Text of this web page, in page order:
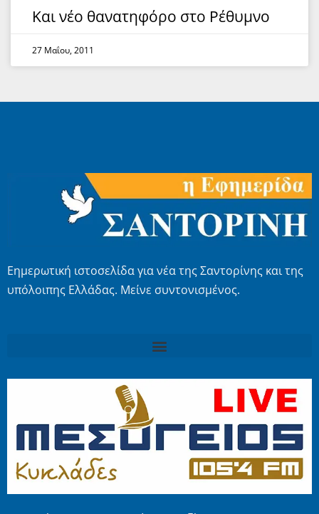
Και νέο θανατηφόρο στο Ρέθυμνο
27 Μαΐου, 2011
Εημερωτική ιστοσελίδα για νέα της Σαντορίνης και της
υπόλοιπης Ελλάδας. Μείνε συντονισμένος.